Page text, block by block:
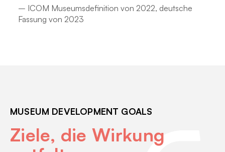
– ICOM Museumsdefinition von 2022, deutsche
Fassung von 2023
MUSEUM DEVELOPMENT GOALS
Ziele, die Wirkung